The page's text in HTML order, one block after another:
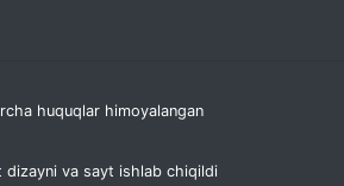
huquqlar himoyalangan
dizayni va sayt ishlab chiqildi